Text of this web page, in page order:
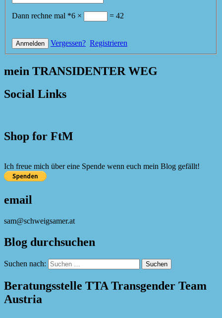
Dann rechne mal *6 × = 42
Vergessen? Registrieren
mein TRANSIDENTER WEG
Social Links
Shop for FtM
Ich freue mich über eine Spende wenn euch mein Blog gefällt!
email
sam@schweigsamer.at
Blog durchsuchen
Suchen nach:
Beratungsstelle TTA Transgender Team
Austria